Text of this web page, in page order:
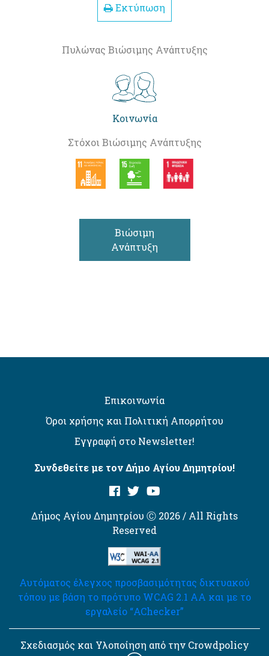
Εκτύπωση
Πυλώνας Βιώσιμης Ανάπτυξης
Κοινωνία
Στόχοι Βιώσιμης Ανάπτυξης
Βιώσιμη
Ανάπτυξη
Επικοινωνία
Όροι χρήσης και Πολιτική Απορρήτου
Εγγραφή στο Newsletter!
Συνδεθείτε με τον Δήμο Αγίου Δημητρίου!
Δήμος Αγίου Δημητρίου Ⓒ 2026 / All Rights
Reserved
Αυτόματος έλεγχος προσβασιμότητας δικτυακού
τόπου με βάση το πρότυπο WCAG 2.1 AA και με το
εργαλείο “AChecker”
Σχεδιασμός και Υλοποίηση από την Crowdpolicy